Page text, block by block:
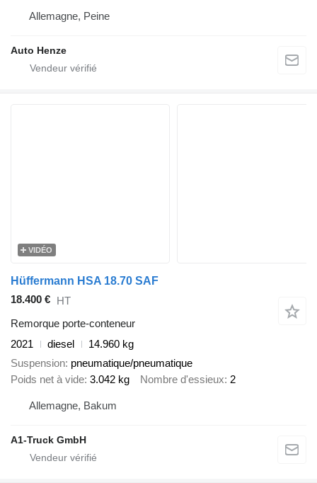
Allemagne, Peine
Auto Henze
VIDÉO
Hüffermann HSA 18.70 SAF
18.400 € HT
Remorque porte-conteneur
2021
diesel
14.960 kg
Suspension pneumatique/pneumatique
Poids net à vide 3.042 kg Nombre d'essieux 2
Allemagne, Bakum
A1-Truck GmbH